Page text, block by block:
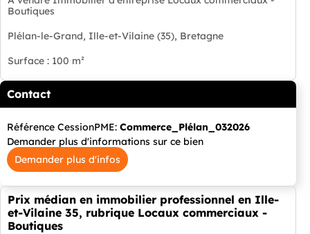
Boutiques
Plélan-le-Grand, Ille-et-Vilaine (35), Bretagne
Surface : 100 m²
Contact
Référence CessionPME: Commerce_Plélan_032026
Demander plus d'informations sur ce bien
Demander plus d'infos
Prix médian en immobilier professionnel en Ille-
et-Vilaine 35, rubrique Locaux commerciaux -
Boutiques